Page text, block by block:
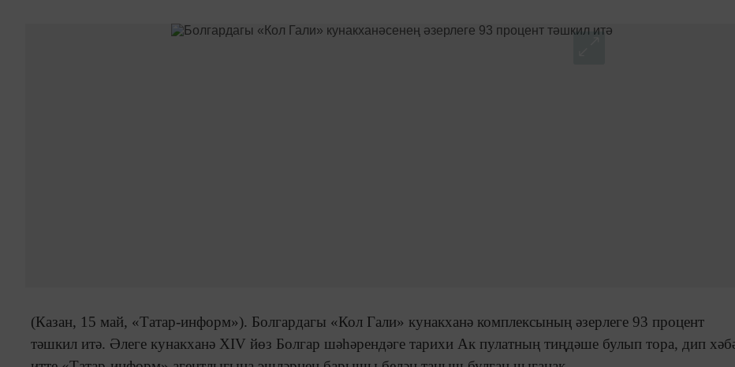
(Казан, 15 май, «Татар-информ»). Болгардагы «Кол Гали» кунакханә комплексының әзерлеге 93 процент
тәшкил итә. Әлеге кунакханә ХIV йөз Болгар шәһәрендәге тарихи Ак пулатның тиңдәше булып тора, дип